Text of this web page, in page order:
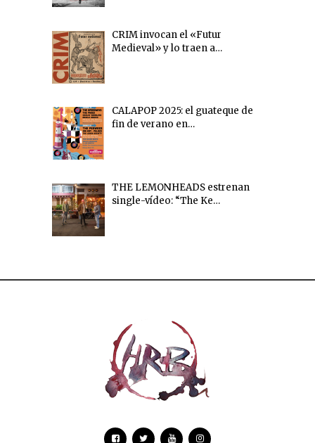
CRIM invocan el «Futur
Medieval» y lo traen a…
CALAPOP 2025: el guateque de
fin de verano en…
THE LEMONHEADS estrenan
single-vídeo: “The Ke…